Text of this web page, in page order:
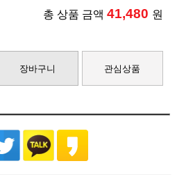
총 상품 금액 41,480 원
장바구니 관심상품